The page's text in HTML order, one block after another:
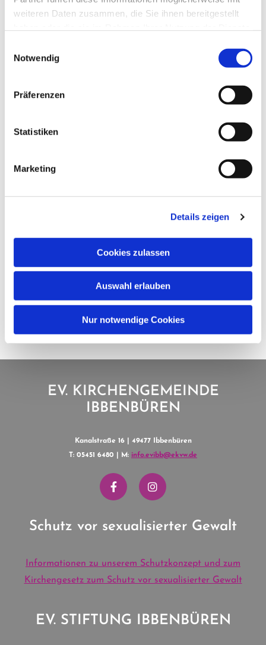
weiteren Daten zusammen, die Sie ihnen bereitgestellt
Notwendig
Präferenzen
Statistiken
Marketing
Details zeigen
Cookies zulassen
Auswahl erlauben
Nur notwendige Cookies
interessieren
EV. KIRCHENGEMEINDE
IBBENBÜREN
Kanalstraße 16 | 49477 Ibbenbüren
T: 05451 6480 | M: info.evibb@ekvw.de
Schutz vor sexualisierter Gewalt
Informationen zu unserem Schutzkonzept und zum
Kirchengesetz zum Schutz vor sexualisierter Gewalt
EV. STIFTUNG IBBENBÜREN